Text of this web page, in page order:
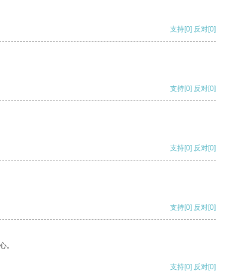
支持[0] 反对[0]
支持[0] 反对[0]
支持[0] 反对[0]
支持[0] 反对[0]
。
支持[0] 反对[0]